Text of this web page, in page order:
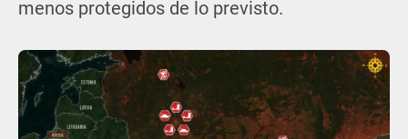
menos protegidos de lo previsto.